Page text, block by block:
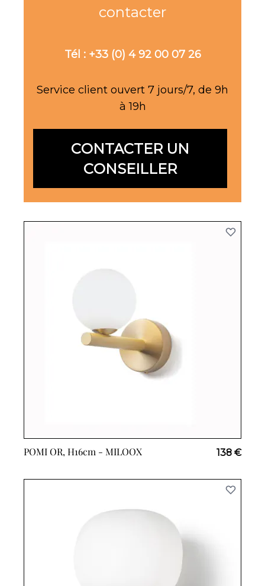
contacter
Tél : +33 (0) 4 92 00 07 26
Service client ouvert 7 jours/7, de 9h
à 19h
CONTACTER UN
CONSEILLER
POMI OR, H16cm - MILOOX 138 €